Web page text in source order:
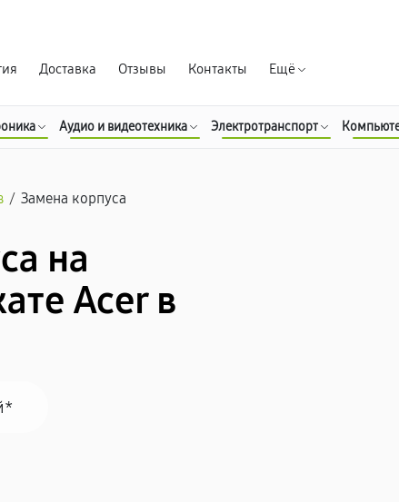
Доставка Отзывы Контакты Ещё
Аудио и видеотехника Электротранспорт
/ Замена корпуса
на
Acer в